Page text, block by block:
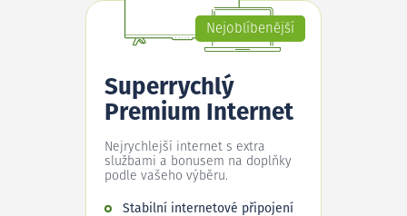
Nejoblíbenější
Superrychlý
Premium Internet
Nejrychlejší internet s extra
službami a bonusem na doplňky
podle vašeho výběru.
Stabilní internetové připojení